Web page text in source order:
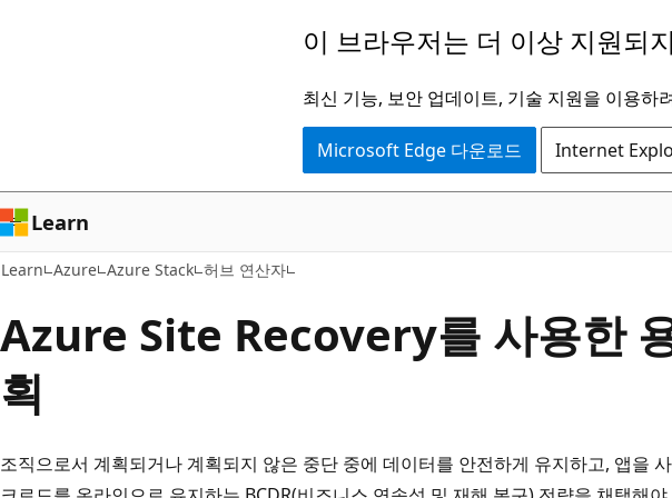
로
건
너
뛰
이 브라우저는 더 이상 지원되
최신 기능, 보안 업데이트, 기술 지원을 이용
Microsoft Edge 다운로드 Internet
Learn
Learn Azure Azure Stack 허브 연산자
Azure Site Recovery를 사용한
획
조직으로서 계획되거나 계획되지 않은 중단 중에 데이터를 안전하게 유지하고, 앱을